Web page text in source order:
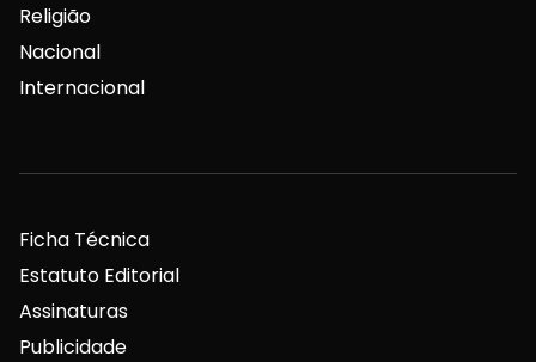
Religião
Nacional
Internacional
Ficha Técnica
Estatuto Editorial
Assinaturas
Publicidade